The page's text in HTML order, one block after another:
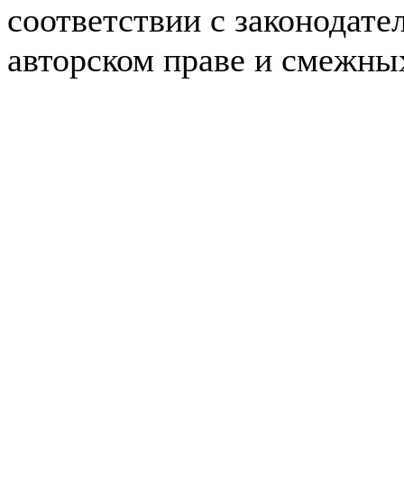
соответствии с
авторском праве и